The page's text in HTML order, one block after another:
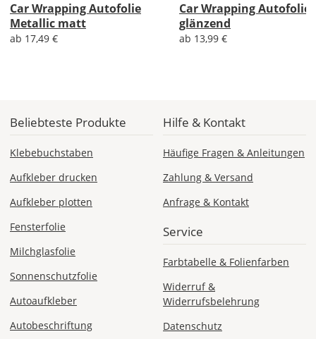
Car Wrapping Autofolie
Metallic matt
ab 17,49 €
Car Wrapping Autofolie
glänzend
ab 13,99 €
Beliebteste Produkte
Klebebuchstaben
Aufkleber drucken
Aufkleber plotten
Fensterfolie
Milchglasfolie
Sonnenschutzfolie
Autoaufkleber
Autobeschriftung
Hilfe & Kontakt
Häufige Fragen & Anleitungen
Zahlung & Versand
Anfrage & Kontakt
Service
Farbtabelle & Folienfarben
Widerruf &
Widerrufsbelehrung
Datenschutz